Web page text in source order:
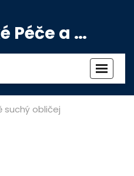
Kosmetické Péče a Výživové Doplňky
suchý obličej